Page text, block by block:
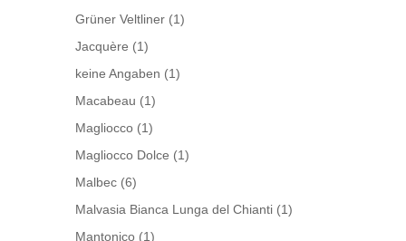
Grüner Veltliner (1)
Jacquère (1)
keine Angaben (1)
Macabeau (1)
Magliocco (1)
Magliocco Dolce (1)
Malbec (6)
Malvasia Bianca Lunga del Chianti (1)
Mantonico (1)